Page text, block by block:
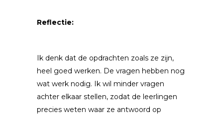
Reflectie:
Ik denk dat de opdrachten zoals ze zijn,
heel goed werken. De vragen hebben nog
wat werk nodig. Ik wil minder vragen
achter elkaar stellen, zodat de leerlingen
precies weten waar ze antwoord op